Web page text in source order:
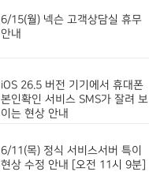
6/15(월) 넥슨 고객상담실 휴무
안내
iOS 26.5 버전 기기에서 휴대폰
본인확인 서비스 SMS가 잘려 보
이는 현상 안내
6/11(목) 정식 서비스서버 특이
현상 수정 안내 [오전 11시 9분]